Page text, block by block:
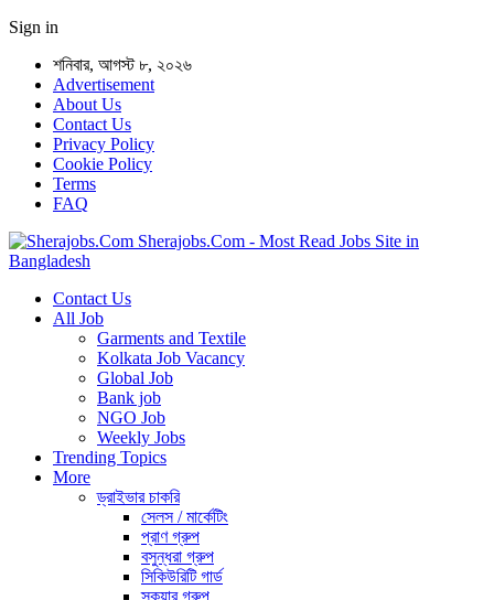
Sign in
শনিবার, আগস্ট ৮, ২০২৬
Advertisement
About Us
Contact Us
Privacy Policy
Cookie Policy
Terms
FAQ
Sherajobs.Com - Most Read Jobs Site in
Bangladesh
Contact Us
All Job
Garments and Textile
Kolkata Job Vacancy
Global Job
Bank job
NGO Job
Weekly Jobs
Trending Topics
More
ড্রাইভার চাকরি
সেলস / মার্কেটিং
প্রাণ গ্রুপ
বসুন্ধরা গ্রুপ
সিকিউরিটি গার্ড
স্কয়ার গ্রুপ